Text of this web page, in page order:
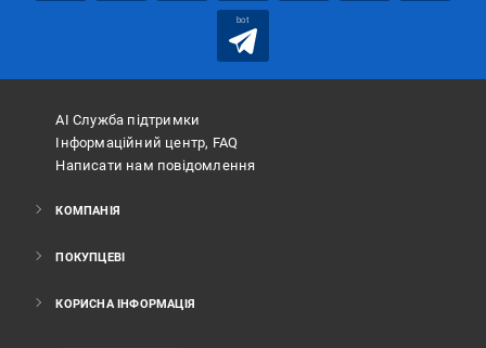
bot
АІ Служба підтримки
Інформаційний центр, FAQ
Написати нам повідомлення
КОМПАНІЯ
ПОКУПЦЕВІ
КОРИСНА ІНФОРМАЦІЯ